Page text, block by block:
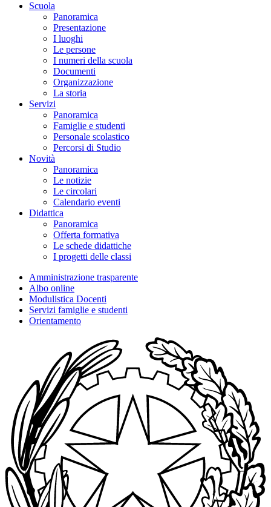
Scuola
Panoramica
Presentazione
I luoghi
Le persone
I numeri della scuola
Documenti
Organizzazione
La storia
Servizi
Panoramica
Famiglie e studenti
Personale scolastico
Percorsi di Studio
Novità
Panoramica
Le notizie
Le circolari
Calendario eventi
Didattica
Panoramica
Offerta formativa
Le schede didattiche
I progetti delle classi
Amministrazione trasparente
Albo online
Modulistica Docenti
Servizi famiglie e studenti
Orientamento